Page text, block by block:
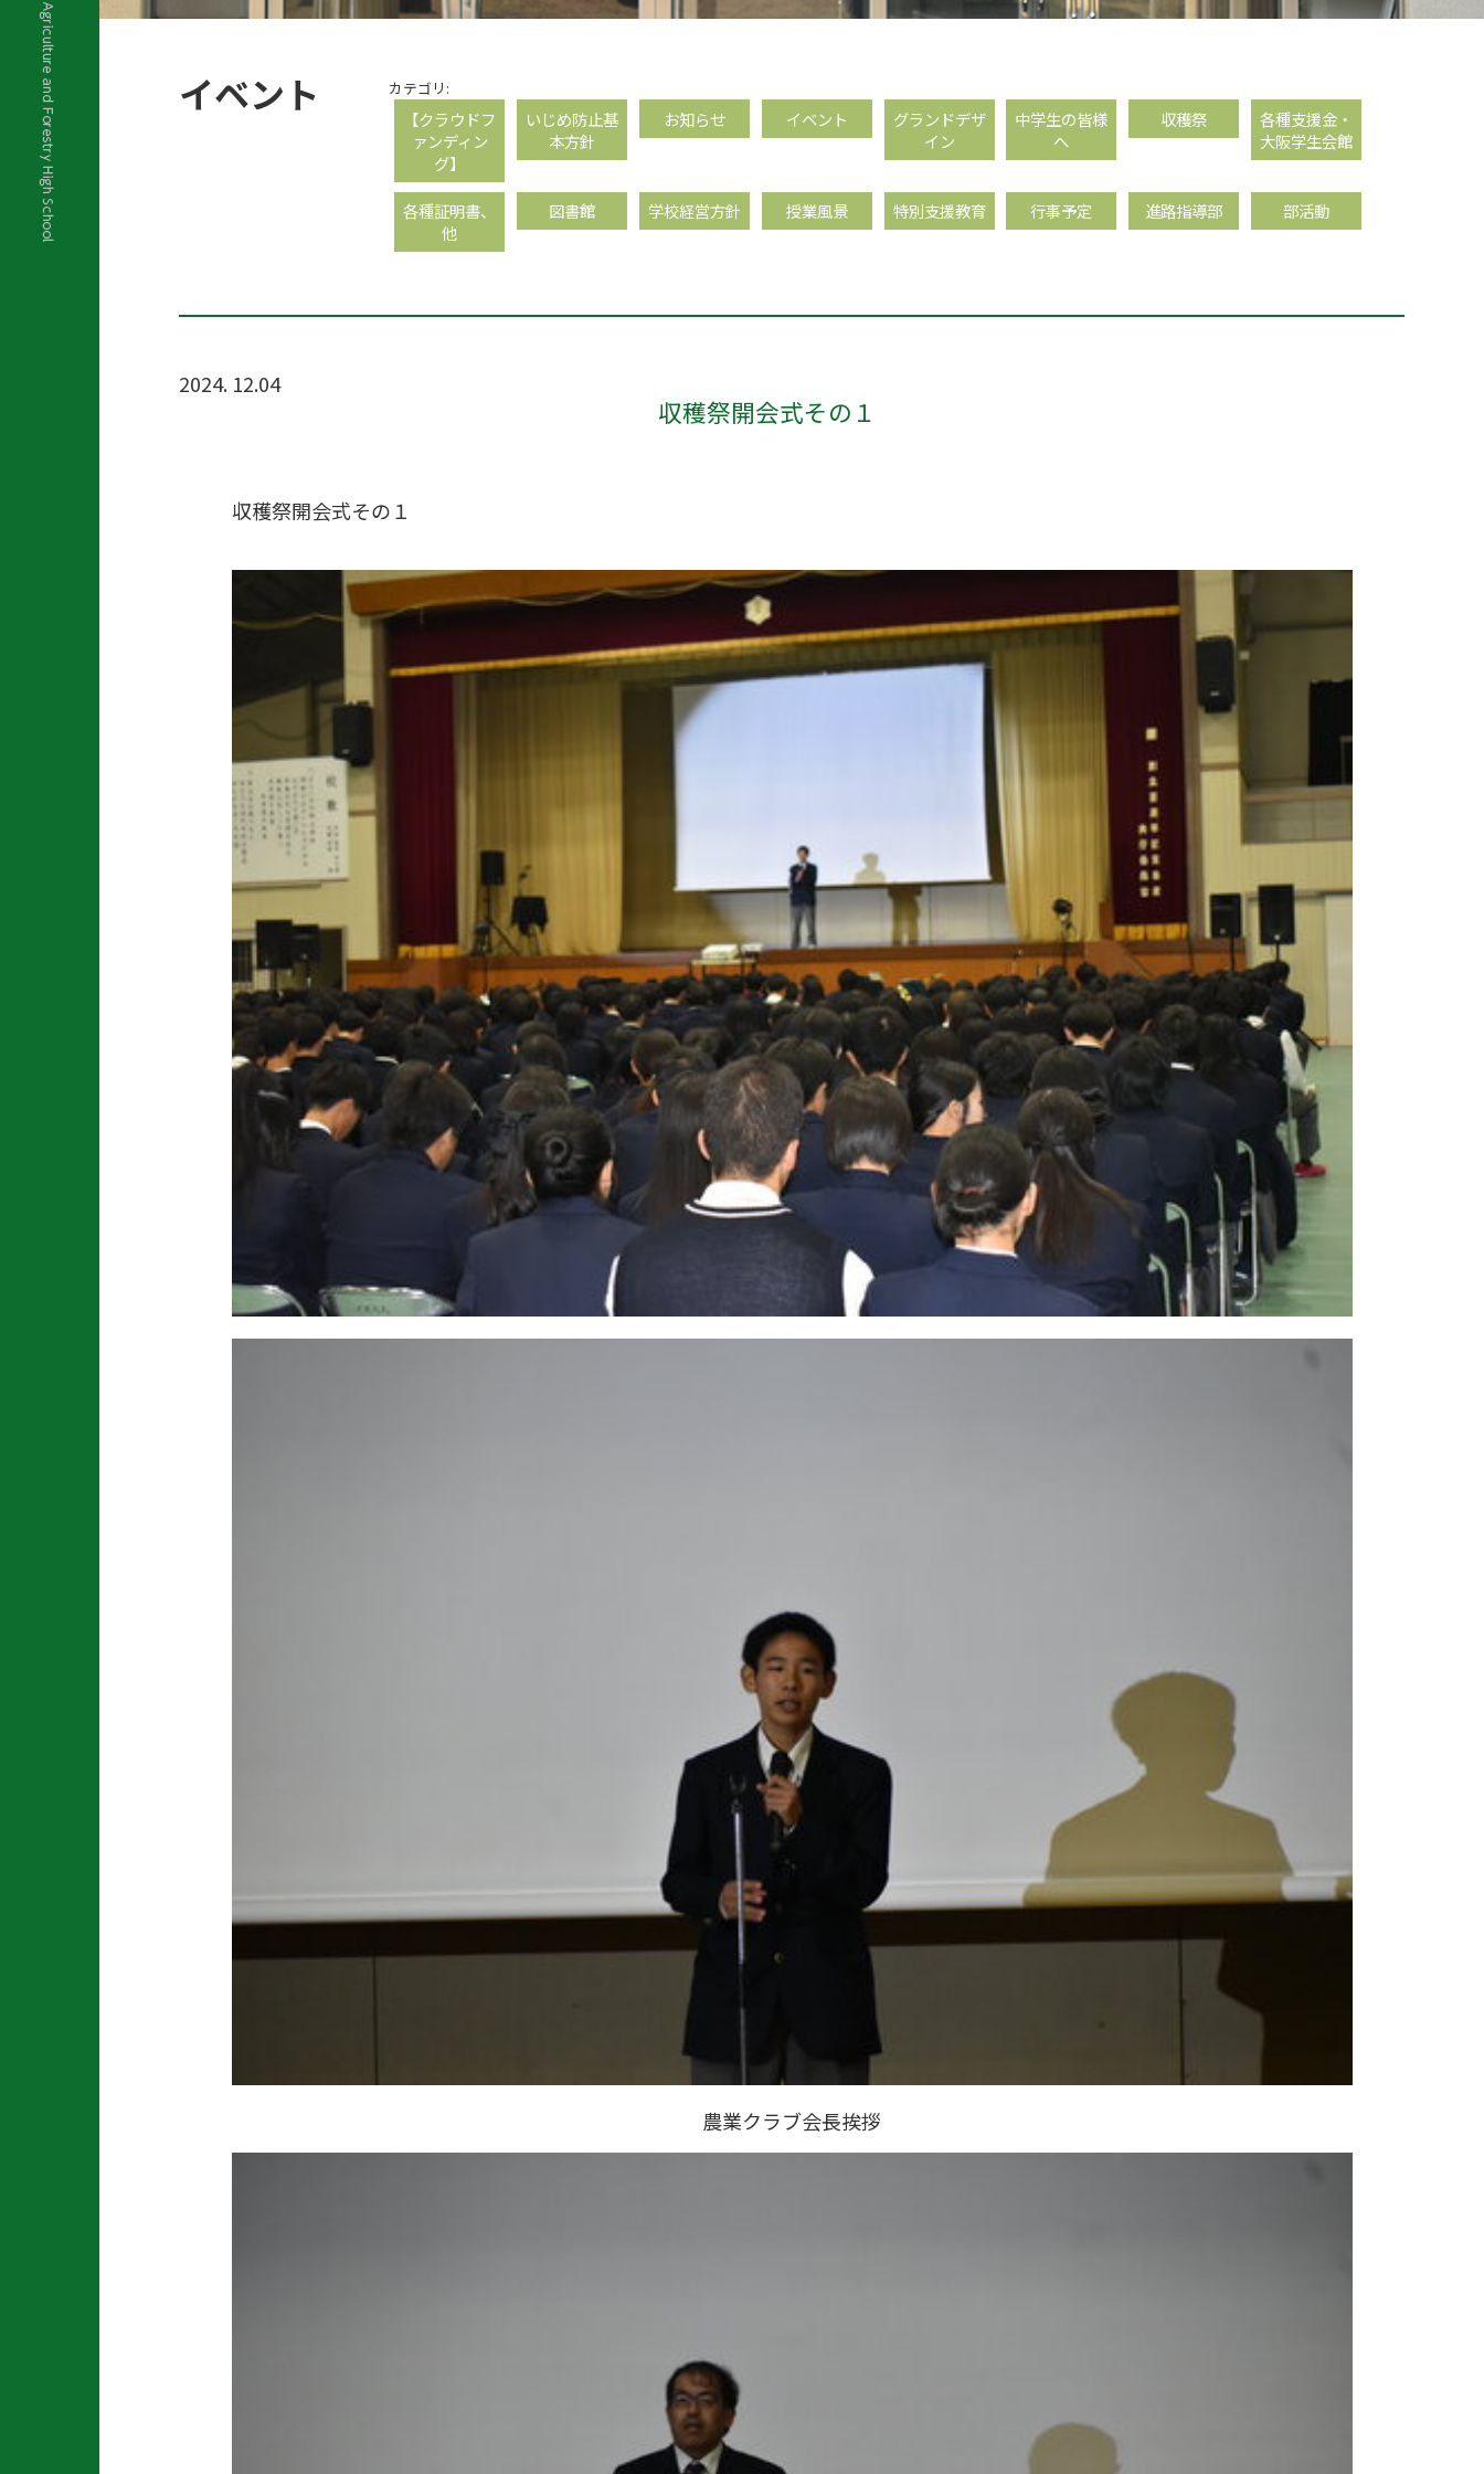
イベント カテゴリ:
【クラウドフ
ァンディン
グ】
いじめ防止基
本方針
お知らせ イベント
グランドデザ
イン
中学生の皆様
へ
収穫祭
各種支援金・
大阪学生会館
各種証明書、
他
図書館 学校経営方針 授業風景 特別支援教育 行事予定 進路指導部 部活動
2024. 12.04
収穫祭開会式その１
収穫祭開会式その１
農業クラブ会長挨拶